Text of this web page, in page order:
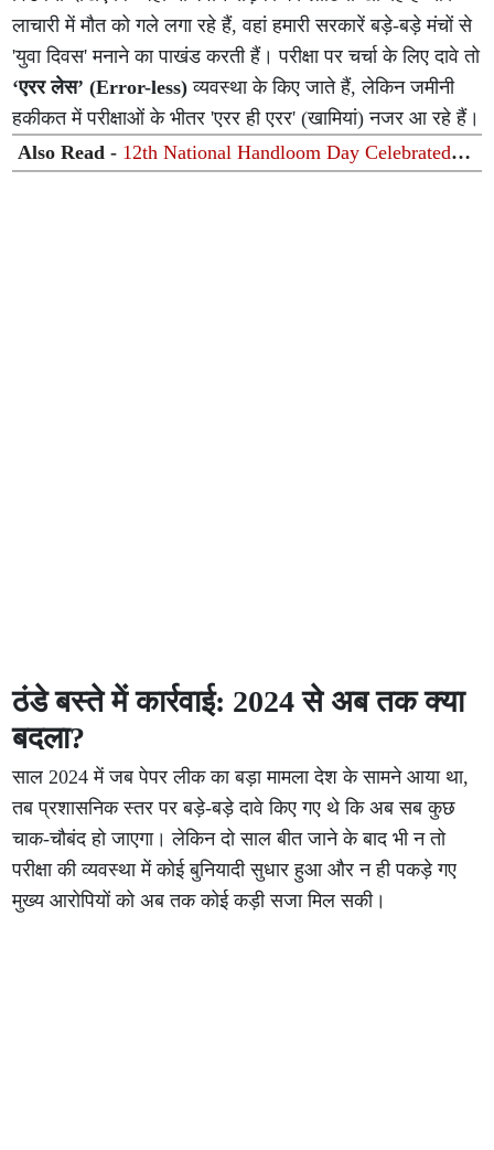
लाचारी में मौत को गले लगा रहे हैं, वहां हमारी सरकारें बड़े-बड़े मंचों से
'युवा दिवस' मनाने का पाखंड करती हैं। परीक्षा पर चर्चा के लिए दावे तो
‘एरर लेस’ (Error-less) व्यवस्था के किए जाते हैं, लेकिन जमीनी
हकीकत में परीक्षाओं के भीतर 'एरर ही एरर' (खामियां) नजर आ रहे हैं।
Also Read - 12th National Handloom Day Celebrated at
Integral University, Lucknow
ठंडे बस्ते में कार्रवाई: 2024 से अब तक क्या
बदला?
साल 2024 में जब पेपर लीक का बड़ा मामला देश के सामने आया था,
तब प्रशासनिक स्तर पर बड़े-बड़े दावे किए गए थे कि अब सब कुछ
चाक-चौबंद हो जाएगा। लेकिन दो साल बीत जाने के बाद भी न तो
परीक्षा की व्यवस्था में कोई बुनियादी सुधार हुआ और न ही पकड़े गए
मुख्य आरोपियों को अब तक कोई कड़ी सजा मिल सकी।